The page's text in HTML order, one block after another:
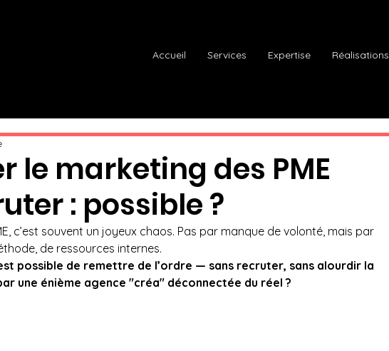
Accueil Services Expertise Réalisations
le marketing des PME
: possible ?
c’est souvent un joyeux chaos. Pas par manque de volonté, mais par
de ressources internes.
possible de remettre de l’ordre — sans recruter, sans alourdir la
une énième agence "créa" déconnectée du réel ?